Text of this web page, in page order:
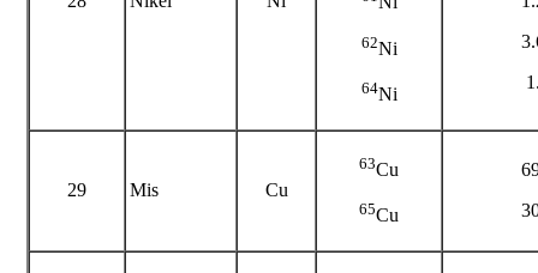
62Ni
64Ni
29 Mis Cu
63Cu
65Cu